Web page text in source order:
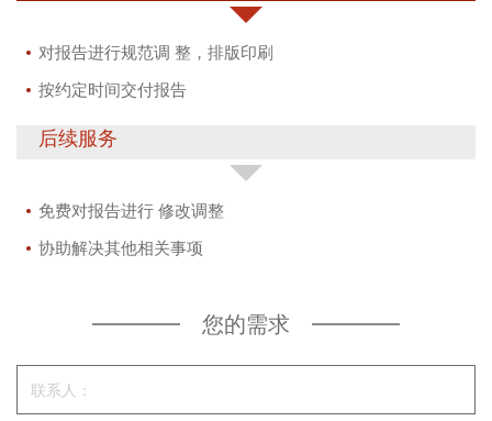
对报告进行规范调 整，排版印刷
按约定时间交付报告
后续服务
免费对报告进行 修改调整
协助解决其他相关事项
您的需求